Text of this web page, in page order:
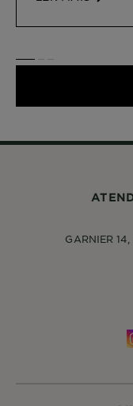
SLIDE 1
SLIDE 2
SLIDE 3
GARNIER